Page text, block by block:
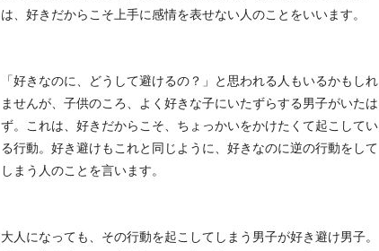
は、好きだからこそ上手に感情を表せない人のことをいいます。
「好きなのに、どうして避けるの？」と思われる人もいるかもしれ
ませんが、子供のころ、よく好きな子にいたずらする男子がいたは
ず。これは、好きだからこそ、ちょっかいをかけたくて起こしてい
る行動。好き避けもこれと同じように、好きなのに逆の行動をして
しまう人のことを言います。
大人になっても、その行動を起こしてしまう男子が好き避け男子。